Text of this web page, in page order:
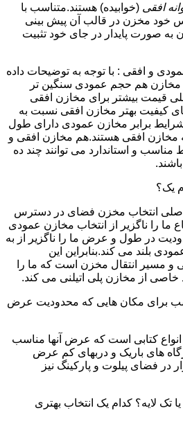
افقی (خوابیده) هستند.متناسب با
خود مخزن در قالب آن پیش بینی
صورت پایدار در جای خود تثبیت
و افقی : با توجه به توضیحات داده
مخازن هم حجم عمودی سنگین تر
قیمت بیشتر برای مخازن افقی
کیفیت بهتر مخازن افقی نسبت به
برابر مخازن عمودی دارای طول
مخازن افقی هستند.هم مخازن افقی و
و استاندارد می توانند چند ده
یک؟
اصلی انتخاب مخزن فضای در دسترس
ما را ناگزیر از انتخاب مخازن عمودی
در طول و عرض ما را ناگزیر از به
بلند می کند.بنابراین این
و مسیر انتقال مخزن است که ما را
خاصی از مخازن پلی اتیلنی می کند.
برای مکان هایی که محدودیت عرض
کتابی است که عرض آنها مناسب
های باریک و دربهای کم عرض
در فضای پیلوت و پارکینگ نیز
تک لایه؟ کدام یک انتخاب بهتری